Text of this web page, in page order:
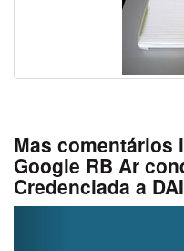
Mas comentários
Google RB Ar
Credenciada a